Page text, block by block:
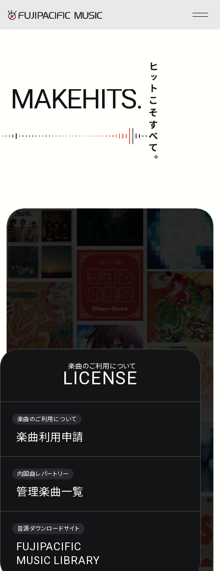
会社情報
アーティスト
ミュージックライブラリ
映像制作
楽曲利用申
MAKEHITS.
LICENSE
楽曲のご利用について
楽曲のご利用について
楽曲利用申請
内国曲レパートリー
管理楽曲一覧
音源ダウンロードサイト
FUJIPACIFIC
MUSIC LIBRARY